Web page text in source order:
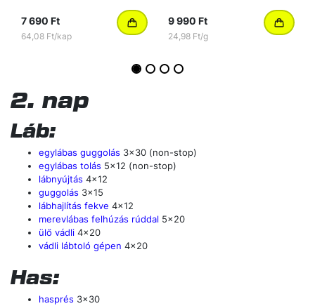
7 690 Ft
64,08 Ft/kap
9 990 Ft
24,98 Ft/g
2. nap
Láb:
egylábas guggolás 3x30 (non-stop)
egylábas tolás 5x12 (non-stop)
lábnyújtás 4x12
guggolás 3x15
lábhajlítás fekve 4x12
merevlábas felhúzás rúddal 5x20
ülő vádli 4x20
vádli lábtoló gépen 4x20
Has:
hasprés 3x30